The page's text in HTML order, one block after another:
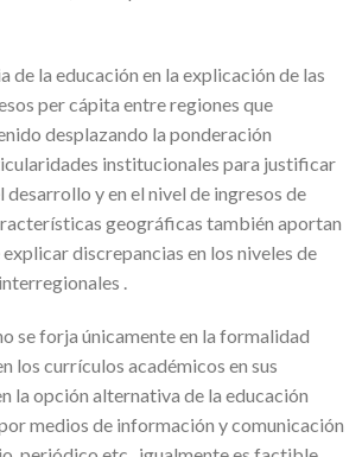
de la educación en la explicación de las
per cápita entre regiones que
desplazando la ponderación
institucionales para justificar
desarrollo y en el nivel de ingresos de
geográficas también aportan
explicar discrepancias en los niveles de
.
se forja únicamente en la formalidad
los currículos académicos en sus
la opción alternativa de la educación
medios de información y comunicación